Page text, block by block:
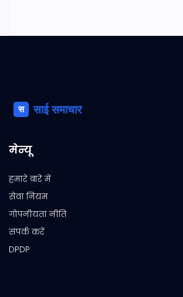
मेन्यू
हमारे बारे में
सेवा नियम
गोपनीयता नीति
संपर्क करें
DPDP